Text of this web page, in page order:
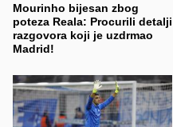
Mourinho bijesan zbog
poteza Reala: Procurili detalji
razgovora koji je uzdrmao
Madrid!